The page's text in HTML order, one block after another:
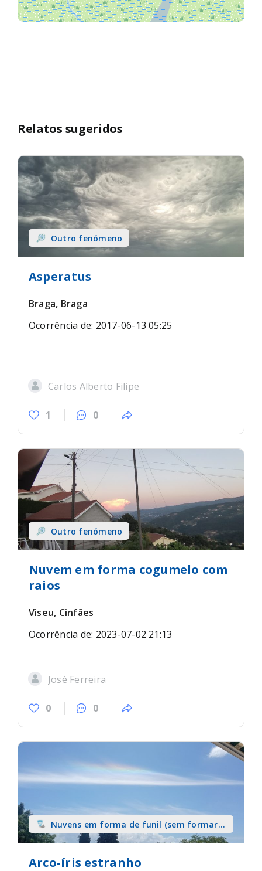
Relatos sugeridos
Outro fenómeno
Asperatus
Braga, Braga
Ocorrência de: 2017-06-13 05:25
Carlos Alberto Filipe
1 0
Outro fenómeno
Nuvem em forma cogumelo com
raios
Viseu, Cinfães
Ocorrência de: 2023-07-02 21:13
José Ferreira
0 0
Nuvens em forma de funil (sem formar
tromba) sobre terra
Arco-íris estranho